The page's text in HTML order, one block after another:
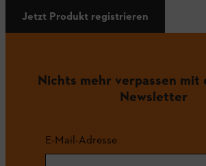
Jetzt Produkt registrieren
Nichts mehr verpassen mit
Newsletter
E-Mail-Adresse